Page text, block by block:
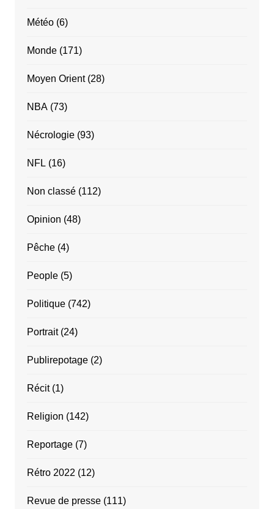
Météo(6)
Monde(171)
Moyen Orient(28)
NBA(73)
Nécrologie(93)
NFL (16)
Non classé(112)
Opinion (48)
Pêche(4)
People(5)
Politique(742)
Portrait(24)
Publirepotage(2)
Récit(1)
Religion (142)
Reportage(7)
Rétro 2022 (12)
Revue de presse(111)